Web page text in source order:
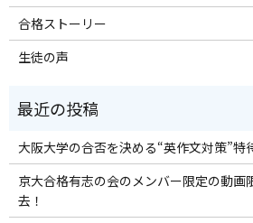
合格ストーリー
生徒の声
大阪大学の合否を決める“英作文対策”特
京大合格有志の会のメンバー限定の動画
去！